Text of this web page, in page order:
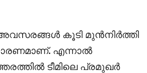
അവസരങ്ങൾ കൂടി മുൻനിർത്തി
എന്നാൽ
ടീമിലെ പ്രമുഖർ